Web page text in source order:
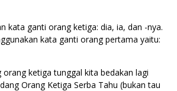
kata ganti orang ketiga: dia, ia, dan -nya.
kata ganti orang pertama yaitu:
orang ketiga tunggal kita bedakan lagi
Orang Ketiga Serba Tahu (bukan tau